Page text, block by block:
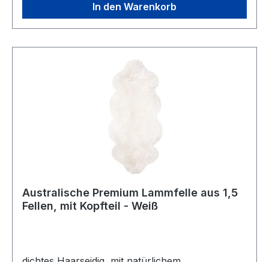
In den Warenkorb
Australische Premium Lammfelle aus 1,5
Fellen, mit Kopfteil - Weiß